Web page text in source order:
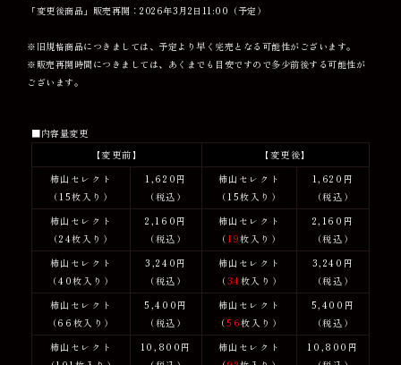
「変更後商品」販売再開：2026年3月2日11:00（予定）
※旧規格商品につきましては、予定より早く完売となる可能性がございます。
※販売再開時間につきましては、あくまでも目安ですので多少前後する可能性が
ございます。
■内容量変更
【変更前】
【変更後】
柿山セレクト
（15枚入り）
1,620円
（税込）
柿山セレクト
（15枚入り）
1,620円
（税込）
柿山セレクト
（24枚入り）
2,160円
（税込）
柿山セレクト
（ 19枚入り）
2,160円
（税込）
柿山セレクト
（40枚入り）
3,240円
（税込）
柿山セレクト
（34枚入り）
3,240円
（税込）
柿山セレクト
（66枚入り）
5,400円
（税込）
柿山セレクト
（56枚入り）
5,400円
（税込）
柿山セレクト
10,800円
柿山セレクト
10,800円